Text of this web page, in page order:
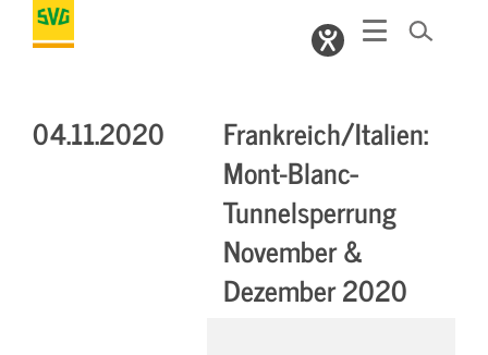
04.11.2020
Frankreich/Italien:
Mont­-Blanc­
Tunnelsperrung
November &
Dezember 2020